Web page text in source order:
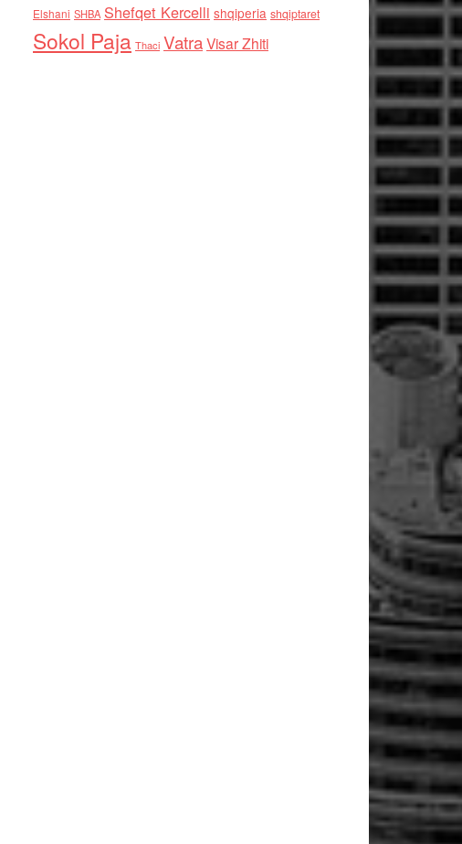
Elshani SHBA Shefqet Kercelli shqiperia shqiptaret
Sokol Paja Thaci VatraVisar Zhiti